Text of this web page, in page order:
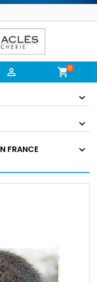
 shopping_cart0
FRANCE